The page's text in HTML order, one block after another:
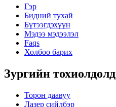
Гэр
Бидний тухай
Бүтээгдэхүүн
Мэдээ мэдээлэл
Faqs
Холбоо барих
Зургийн тохиолдолд
Торон даавуу
Лазер сийлбэр